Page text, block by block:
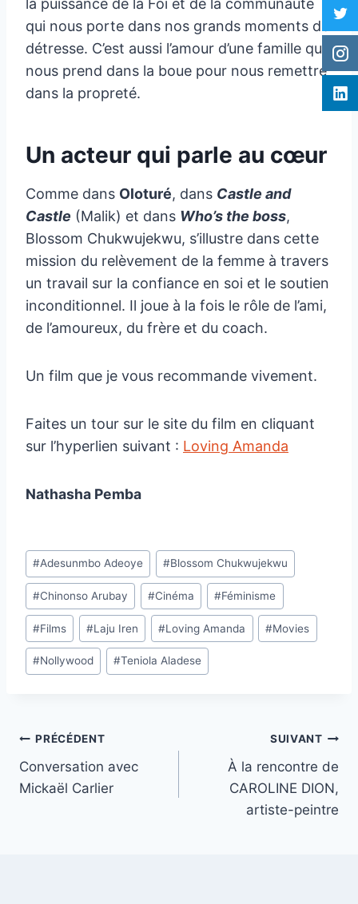
la puissance de la Foi et de la communauté
qui nous porte dans nos grands moments de
détresse. C’est aussi l’amour d’une famille qui
nous prend dans la boue pour nous remettre
dans la propreté.
Un acteur qui parle au cœur
Comme dans Oloturé, dans Castle and
Castle (Malik) et dans Who’s the boss,
Blossom Chukwujekwu, s’illustre dans cette
mission du relèvement de la femme à travers
un travail sur la confiance en soi et le soutien
inconditionnel. Il joue à la fois le rôle de l’ami,
de l’amoureux, du frère et du coach.
Un film que je vous recommande vivement.
Faites un tour sur le site du film en cliquant
sur l’hyperlien suivant : Loving Amanda
Nathasha Pemba
Étiquettes
de
la
publication :
#Adesunmbo Adeoye #Blossom Chukwujekwu
#Chinonso Arubay #Cinéma #Féminisme
#Films #Laju Iren #Loving Amanda #Movies
#Nollywood #Teniola Aladese
Navigation
de
PRÉCÉDENT
Conversation avec
Mickaël Carlier
SUIVANT
À la rencontre de
CAROLINE DION,
artiste-peintre